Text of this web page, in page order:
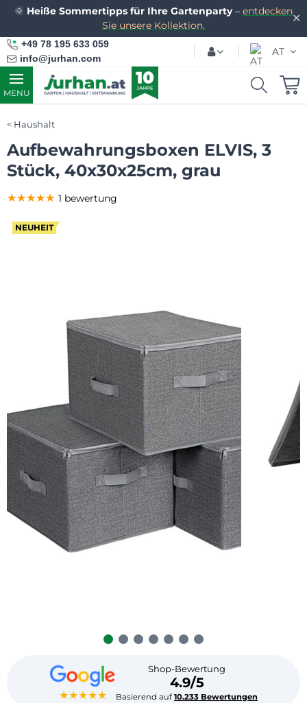
✕
🌞 Heiße Sommertipps für Ihre Gartenparty– entdecken
Sie unsere Kollektion.
+49 78 195 633 059
info@jurhan.com
AT
MENU
Haushalt
Aufbewahrungsboxen ELVIS, 3
Stück, 40x30x25cm, grau
NEUHEIT
★★★★★
Shop-Bewertung
4.9/5
Basierend auf10.233 Bewertungen
★★★★★
★★★★★
★★★★★ 1 bewertung